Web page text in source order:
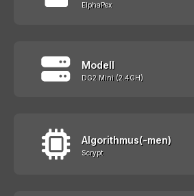
ElphaPex
Modell
DG2 Mini (2.4GH)
Algorithmus(-men)
Scrypt